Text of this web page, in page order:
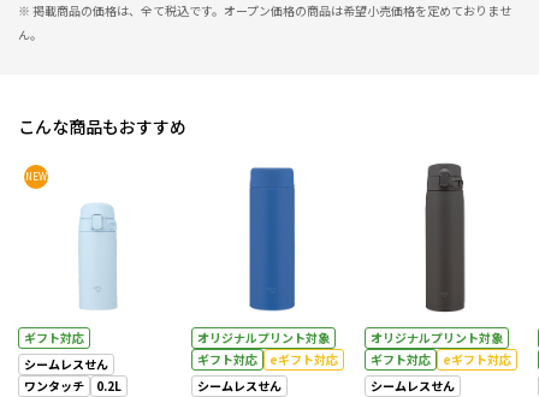
※ 掲載商品の価格は、全て税込です。オープン価格の商品は希望小売価格を定めておりませ
ん。
こんな商品もおすすめ
NEW
ギフト対応
シームレスせん
ワンタッチ
0.2L
オリジナルプリント対象
ギフト対応
eギフト対応
シームレスせん
オリジナルプリント対象
ギフト対応
eギフト対応
シームレスせん